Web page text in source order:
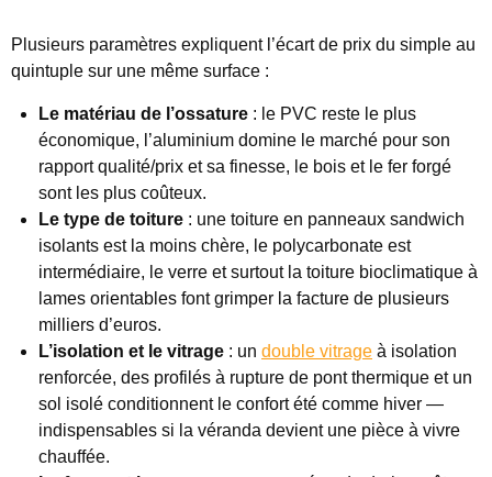
Plusieurs paramètres expliquent l’écart de prix du simple au
quintuple sur une même surface :
Le matériau de l’ossature : le PVC reste le plus
économique, l’aluminium domine le marché pour son
rapport qualité/prix et sa finesse, le bois et le fer forgé
sont les plus coûteux.
Le type de toiture : une toiture en panneaux sandwich
isolants est la moins chère, le polycarbonate est
intermédiaire, le verre et surtout la toiture bioclimatique à
lames orientables font grimper la facture de plusieurs
milliers d’euros.
L’isolation et le vitrage : un double vitrage à isolation
renforcée, des profilés à rupture de pont thermique et un
sol isolé conditionnent le confort été comme hiver —
indispensables si la véranda devient une pièce à vivre
chauffée.